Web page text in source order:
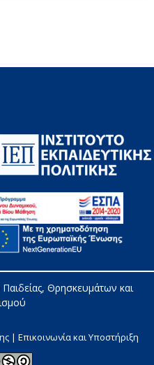
Θρησκευμάτων και
| Επικοινωνία και Υποστήριξη